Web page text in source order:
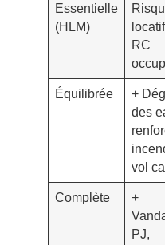
Essentielle
(HLM)
RC
Équilibrée
+
des
vol
Complète
+
PJ,